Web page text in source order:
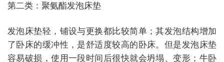
第二类：聚氨酯发泡床垫
发泡床垫轻，铺设与更换都比较简单；其发泡结构增加
了卧床的缓冲性，是舒适度较高的卧床。但是发泡床垫
容易破损，使用一段时间后很快就会坍塌、变形；牛卧